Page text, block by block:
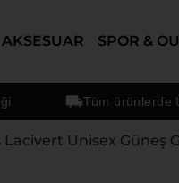
SPOR &
Tüm ürünlerde
Unisex Güneş